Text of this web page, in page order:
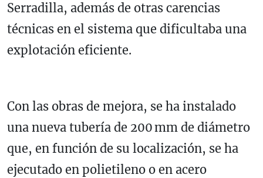
Serradilla, además de otras carencias
técnicas en el sistema que dificultaba una
explotación eficiente.
Con las obras de mejora, se ha instalado
una nueva tubería de 200 mm de diámetro
que, en función de su localización, se ha
ejecutado en polietileno o en acero